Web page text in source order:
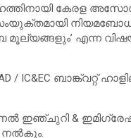
കേരള
എന്ന
ബാങ്ക്വറ്റ്
&
നൽകും.